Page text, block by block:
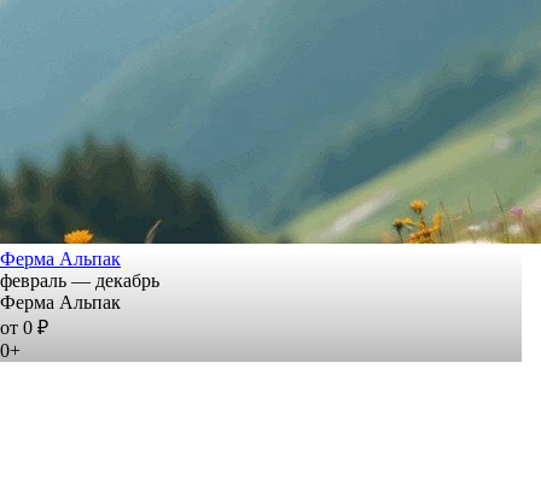
Ферма Альпак
февраль — декабрь
Ферма Альпак
от 0 ₽
0+